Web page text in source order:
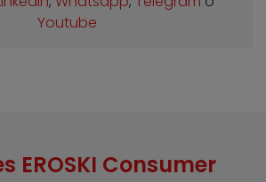
Youtube
EROSKI Consumer